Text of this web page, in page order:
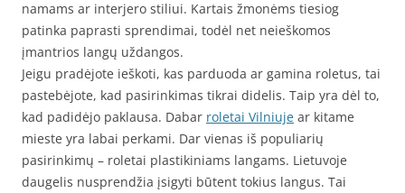
namams ar interjero stiliui. Kartais žmonėms tiesiog
patinka paprasti sprendimai, todėl net neieškomos
įmantrios langų uždangos.
Jeigu pradėjote ieškoti, kas parduoda ar gamina roletus, tai
pastebėjote, kad pasirinkimas tikrai didelis. Taip yra dėl to,
kad padidėjo paklausa. Dabar roletai Vilniuje ar kitame
mieste yra labai perkami. Dar vienas iš populiarių
pasirinkimų – roletai plastikiniams langams. Lietuvoje
daugelis nusprendžia įsigyti būtent tokius langus. Tai